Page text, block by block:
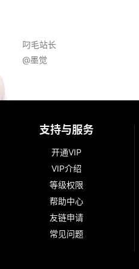
叼毛站长
@墨觉
支持与服务
开通VIP
VIP介绍
等级权限
帮助中心
友链申请
常见问题